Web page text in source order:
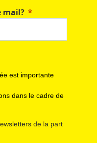
mail?
est importante
dans le cadre de
de la part